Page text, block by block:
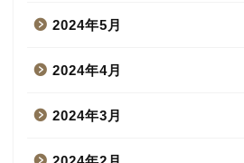
2024年5月
2024年4月
2024年3月